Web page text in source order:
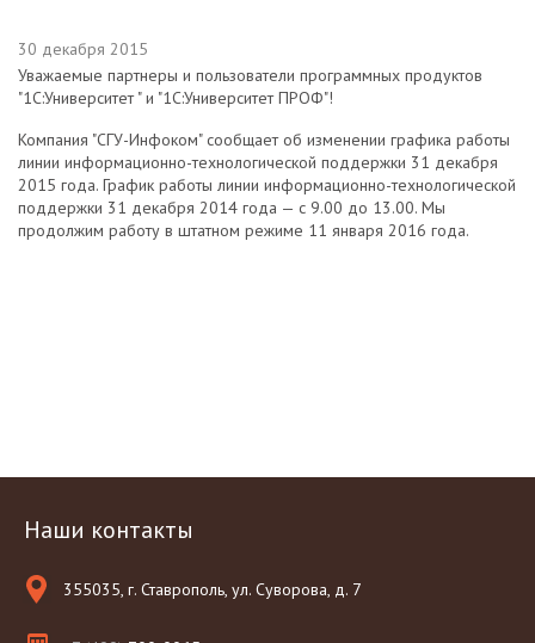
30 декабря 2015
Уважаемые партнеры и пользователи программных продуктов
"1С:Университет " и "1С:Университет ПРОФ"!
Компания "СГУ-Инфоком" сообщает об изменении графика работы
линии информационно-технологической поддержки 31 декабря
2015 года. График работы линии информационно-технологической
поддержки 31 декабря 2014 года — с 9.00 до 13.00. Мы
продолжим работу в штатном режиме 11 января 2016 года.
Наши контакты
355035, г. Ставрополь, ул. Суворова, д. 7